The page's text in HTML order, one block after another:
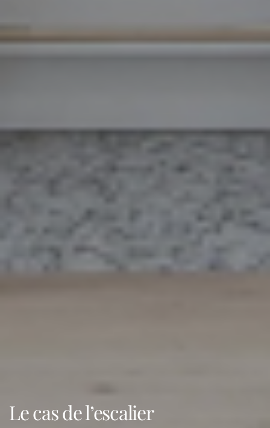
Le cas de l’escalier